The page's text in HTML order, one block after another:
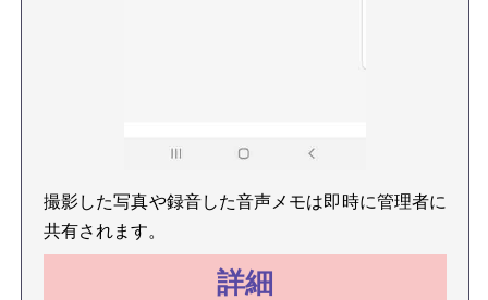
撮影した写真や録音した音声メモは即時に管理者に
共有されます。
詳細